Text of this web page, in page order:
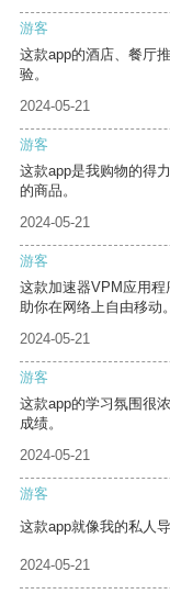
游客
这款app的酒店、餐厅
验。
2024-05-21
游客
这款app是我购物的得
的商品。
2024-05-21
游客
这款加速器VPM应用
助你在网络上自由移动。
2024-05-21
游客
这款app的学习氛围很
成绩。
2024-05-21
游客
这款app就像我的私人
2024-05-21